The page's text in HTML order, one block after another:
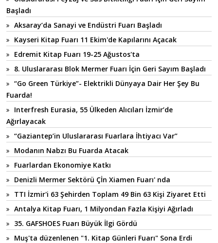
Başladı
Aksaray’da Sanayi ve Endüstri Fuarı Başladı
Kayseri Kitap Fuarı 11 Ekim'de Kapılarını Açacak
Edremit Kitap Fuarı 19-25 Ağustos'ta
8. Uluslararası Blok Mermer Fuarı İçin Geri Sayım Başladı
“Go Green Türkiye”- Elektrikli Dünyaya Dair Her Şey Bu
Fuarda!
Interfresh Eurasia, 55 Ülkeden Alıcıları İzmir’de
Ağırlayacak
“Gaziantep’in Uluslararası Fuarlara İhtiyacı Var”
Modanın Nabzı Bu Fuarda Atacak
Fuarlardan Ekonomiye Katkı
Denizli Mermer Sektörü Çİn Xiamen Fuarı' nda
TTI İzmir'i 63 Şehirden Toplam 49 Bin 63 Kişi Ziyaret Etti
Antalya Kitap Fuarı, 1 Milyondan Fazla Kişiyi Ağırladı
35. GAFSHOES Fuarı Büyük İlgi Gördü
Muş'ta düzenlenen "1. Kitap Günleri Fuarı" Sona Erdi